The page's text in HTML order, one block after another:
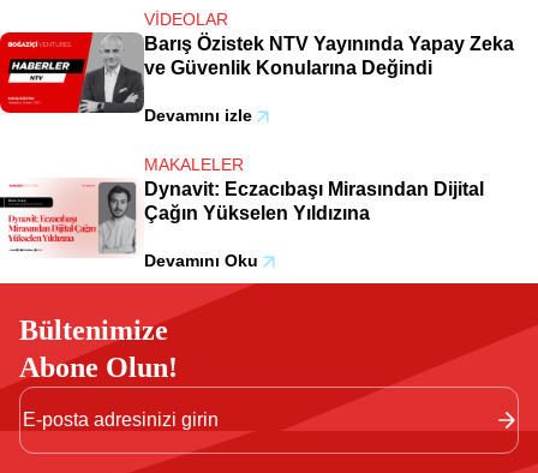
VIDEOLAR
Barış Özistek NTV Yayınında Yapay Zeka
ve Güvenlik Konularına Değindi
Devamını izle
MAKALELER
Dynavit: Eczacıbaşı Mirasından Dijital
Çağın Yükselen Yıldızına
Devamını Oku
Bültenimize
Abone Olun!